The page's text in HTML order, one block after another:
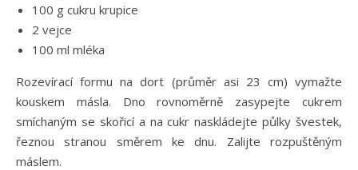
100 g cukru krupice
2 vejce
100 ml mléka
Rozevírací formu na dort (průměr asi 23 cm) vymažte
kouskem másla. Dno rovnoměrně zasypejte cukrem
smíchaným se skořicí a na cukr naskládejte půlky švestek,
řeznou stranou směrem ke dnu. Zalijte rozpuštěným
máslem.